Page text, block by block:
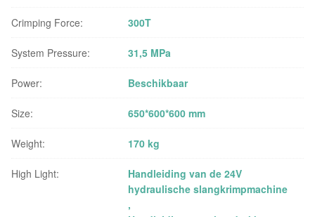
Crimping Force: 300T
System Pressure: 31,5 MPa
Power: Beschikbaar
Size: 650*600*600 mm
Weight: 170 kg
High Light:
Handleiding van de 24V
hydraulische slangkrimpmachine
,